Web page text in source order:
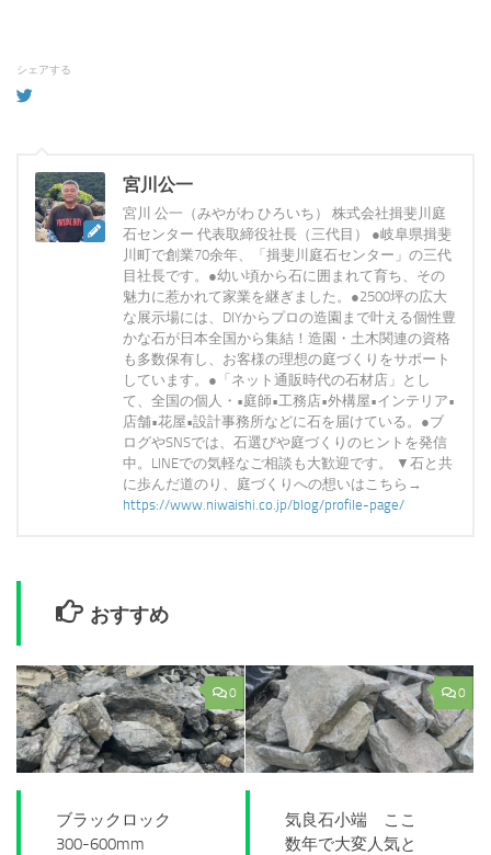
シェアする
宮川公一
宮川 公一（みやがわ ひろいち） 株式会社揖斐川庭
石センター 代表取締役社長（三代目） ●岐阜県揖斐
川町で創業70余年、「揖斐川庭石センター」の三代
目社長です。●幼い頃から石に囲まれて育ち、その
魅力に惹かれて家業を継ぎました。●2500坪の広大
な展示場には、DIYからプロの造園まで叶える個性豊
かな石が日本全国から集結！造園・土木関連の資格
も多数保有し、お客様の理想の庭づくりをサポート
しています。●「ネット通販時代の石材店」とし
て、全国の個人・•庭師•工務店•外構屋•インテリア•
店舗•花屋•設計事務所などに石を届けている。●ブ
ログやSNSでは、石選びや庭づくりのヒントを発信
中。LINEでの気軽なご相談も大歓迎です。 ▼石と共
に歩んだ道のり、庭づくりへの想いはこちら→
https://www.niwaishi.co.jp/blog/profile-page/
おすすめ
0
ブラックロック
300-600mm
0
気良石小端 ここ
数年で大変人気と